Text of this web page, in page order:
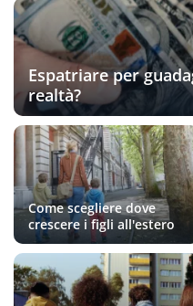
Espatriare per
realtà?
Come scegliere dove
crescere i figli all'estero